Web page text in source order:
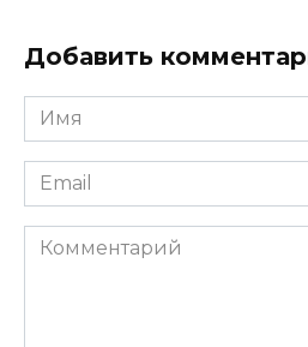
Добавить
Имя
*
Email
*
Комментарий